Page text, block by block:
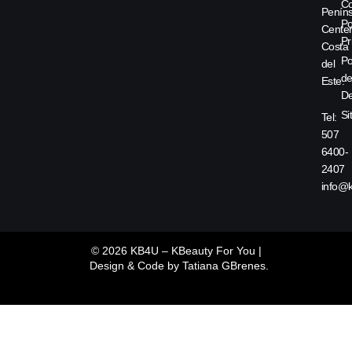
Costa
del
Este.
Tel:
507
6400-
2407
de
© 2026 KB4U – KBeauty For You |
Design & Code by Tatiana GBrenes.